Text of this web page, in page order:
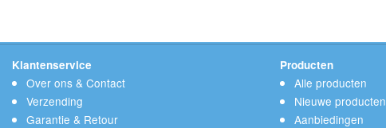
Klantenservice
Over ons & Contact
Verzending
Garantie & Retour
Producten
Alle producten
Nieuwe producten
Aanbiedingen